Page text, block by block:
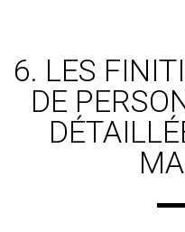
6. LES
DE